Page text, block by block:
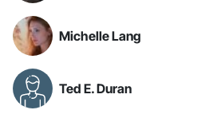
Michelle Lang
Ted E. Duran